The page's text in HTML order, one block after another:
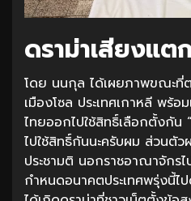
ดราม่าเสียงแต
โดย นนกุล ได้เผยภาพขณะที่
เมืองโซล ประเทศเกาหลี พร้
ไทยออกไปใช้สิทธิ์เลือกตั้งกั
ไปใช้สิทธิ์กันนะครับผม ส่วนตัว
ประชามติ นอกราชอาณาจักร
กำหนดอนาคตประเทศพรุ่งนี้ไ